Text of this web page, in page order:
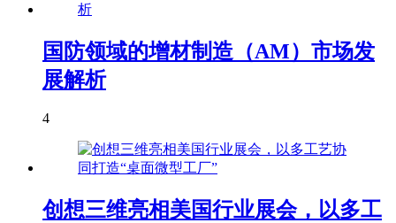
国防领域的增材制造（AM）市场发
展解析
4
创想三维亮相美国行业展会，以多工